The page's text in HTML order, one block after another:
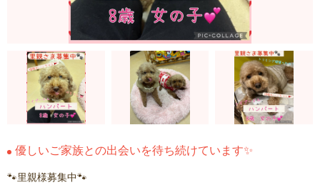
優しいご家族との出会いを待ち続けています✨
🐾里親様募集中🐾